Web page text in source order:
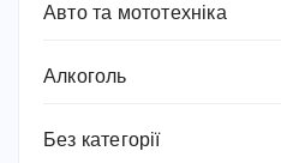
Авто та мототехніка
Алкоголь
Без категорії